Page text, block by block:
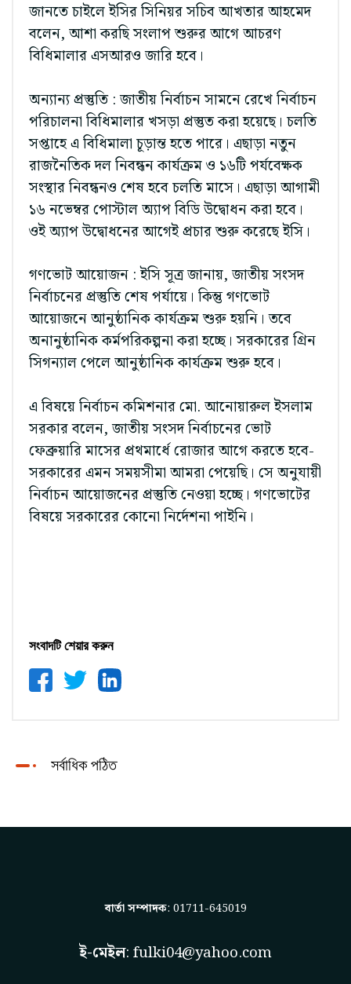
জানতে চাইলে ইসির সিনিয়র সচিব আখতার আহমেদ
বলেন, আশা করছি সংলাপ শুরুর আগে আচরণ
বিধিমালার এসআরও জারি হবে।
অন্যান্য প্রস্তুতি : জাতীয় নির্বাচন সামনে রেখে নির্বাচন
পরিচালনা বিধিমালার খসড়া প্রস্তুত করা হয়েছে। চলতি
সপ্তাহে এ বিধিমালা চূড়ান্ত হতে পারে। এছাড়া নতুন
রাজনৈতিক দল নিবন্ধন কার্যক্রম ও ১৬টি পর্যবেক্ষক
সংস্থার নিবন্ধনও শেষ হবে চলতি মাসে। এছাড়া আগামী
১৬ নভেম্বর পোস্টাল অ্যাপ বিডি উদ্বোধন করা হবে।
ওই অ্যাপ উদ্বোধনের আগেই প্রচার শুরু করেছে ইসি।
গণভোট আয়োজন : ইসি সূত্র জানায়, জাতীয় সংসদ
নির্বাচনের প্রস্তুতি শেষ পর্যায়ে। কিন্তু গণভোট
আয়োজনে আনুষ্ঠানিক কার্যক্রম শুরু হয়নি। তবে
অনানুষ্ঠানিক কর্মপরিকল্পনা করা হচ্ছে। সরকারের গ্রিন
সিগন্যাল পেলে আনুষ্ঠানিক কার্যক্রম শুরু হবে।
এ বিষয়ে নির্বাচন কমিশনার মো. আনোয়ারুল ইসলাম
সরকার বলেন, জাতীয় সংসদ নির্বাচনের ভোট
ফেব্রুয়ারি মাসের প্রথমার্ধে রোজার আগে করতে হবে-
সরকারের এমন সময়সীমা আমরা পেয়েছি। সে অনুযায়ী
নির্বাচন আয়োজনের প্রস্তুতি নেওয়া হচ্ছে। গণভোটের
বিষয়ে সরকারের কোনো নির্দেশনা পাইনি।
সংবাদটি শেয়ার করুন
সর্বাধিক পঠিত
বার্তা সম্পাদক: 01711-645019
ই-মেইল: fulki04@yahoo.com